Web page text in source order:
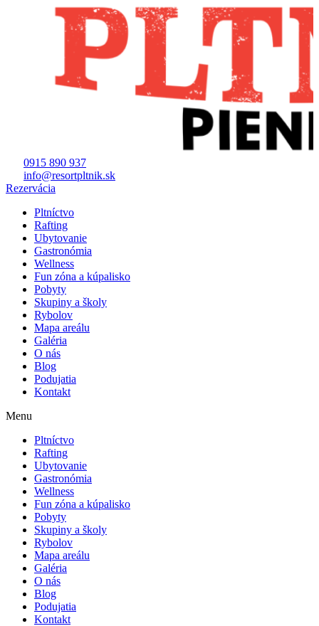
0915 890 937
info@resortpltnik.sk
Rezervácia
Pltníctvo
Rafting
Ubytovanie
Gastronómia
Wellness
Fun zóna a kúpalisko
Pobyty
Skupiny a školy
Rybolov
Mapa areálu
Galéria
O nás
Blog
Podujatia
Kontakt
Menu
Pltníctvo
Rafting
Ubytovanie
Gastronómia
Wellness
Fun zóna a kúpalisko
Pobyty
Skupiny a školy
Rybolov
Mapa areálu
Galéria
O nás
Blog
Podujatia
Kontakt